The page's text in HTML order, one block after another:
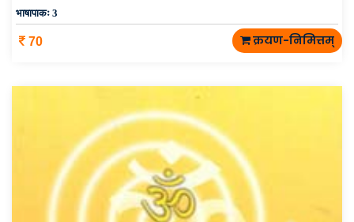
भाषापाकः 3
70 क्रयण-निमित्तम्